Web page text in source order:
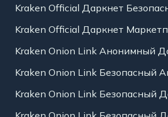
Kraken Official Даркнет
Kraken Official Даркнет
Kraken Onion Link Анонимный
Kraken Onion Link Безопасный
Kraken Onion Link Безопасный